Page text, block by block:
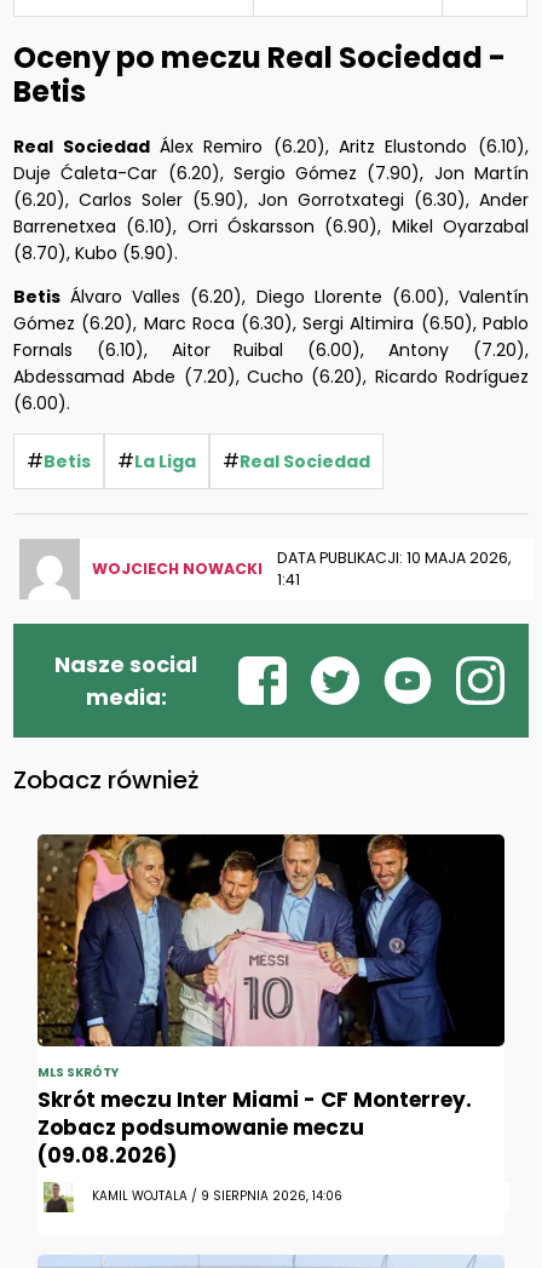
Oceny po meczu Real Sociedad -
Betis
Real SociedadÁlex Remiro (6.20), Aritz Elustondo (6.10),
Duje Ćaleta-Car (6.20), Sergio Gómez (7.90), Jon Martín
(6.20), Carlos Soler (5.90), Jon Gorrotxategi (6.30), Ander
Barrenetxea (6.10), Orri Óskarsson (6.90), Mikel Oyarzabal
(8.70), Kubo (5.90).
Betis Álvaro Valles (6.20), Diego Llorente (6.00), Valentín
Gómez (6.20), Marc Roca (6.30), Sergi Altimira (6.50), Pablo
Fornals (6.10), Aitor Ruibal (6.00), Antony (7.20),
Abdessamad Abde (7.20), Cucho (6.20), Ricardo Rodríguez
(6.00).
#Betis #La Liga #Real Sociedad
WOJCIECH NOWACKI
DATA PUBLIKACJI: 10 MAJA 2026,
1:41
Nasze social
media:
Zobacz również
MLS SKRÓTY
Skrót meczu Inter Miami - CF Monterrey.
Zobacz podsumowanie meczu
(09.08.2026)
KAMIL WOJTALA / 9 SIERPNIA 2026, 14:06